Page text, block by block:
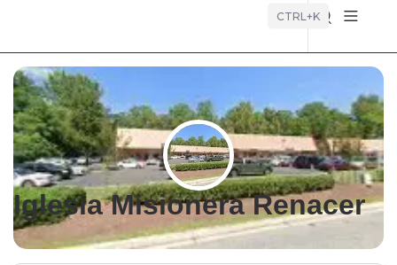
CTRL+K
Iglesia Misionera Renacer